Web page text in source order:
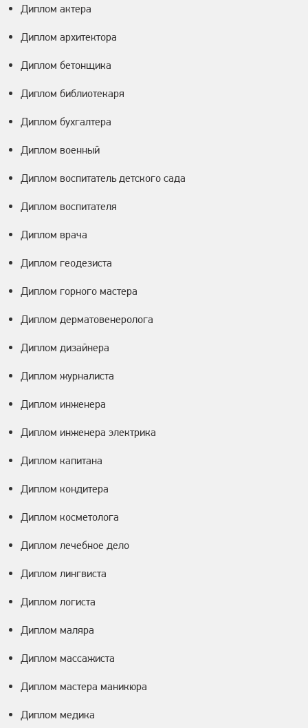
Диплом актера
Диплом архитектора
Диплом бетонщика
Диплом библиотекаря
Диплом бухгалтера
Диплом военный
Диплом воспитатель детского сада
Диплом воспитателя
Диплом врача
Диплом геодезиста
Диплом горного мастера
Диплом дерматовенеролога
Диплом дизайнера
Диплом журналиста
Диплом инженера
Диплом инженера электрика
Диплом капитана
Диплом кондитера
Диплом косметолога
Диплом лечебное дело
Диплом лингвиста
Диплом логиста
Диплом маляра
Диплом массажиста
Диплом мастера маникюра
Диплом медика